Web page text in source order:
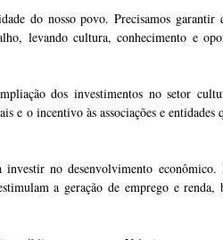
do nosso povo. Precisamos garantir
levando cultura, conhecimento e
dos investimentos no setor
e o incentivo às associações e entidades
no desenvolvimento econômico.
a geração de emprego e renda,